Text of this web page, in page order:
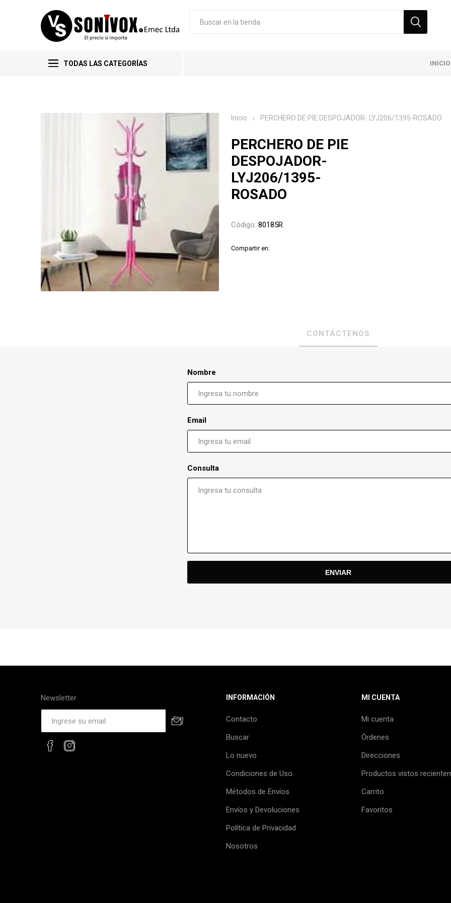
TODAS LAS CATEGORÍAS INICIO
Inicio PERCHERO DE PIE DESPOJADOR- LYJ206/1395-ROSADO
PERCHERO DE PIE
DESPOJADOR-
LYJ206/1395-
ROSADO
Código: 80185R
Compartir en:
CONTÁCTENOS
Nombre
Email
Consulta
Newsletter INFORMACIÓN
Contacto
Buscar
Lo nuevo
Condiciones de Uso
Métodos de Envíos
Envíos y Devoluciones
Política de Privacidad
Nosotros
MI CUENTA
Mi cuenta
Órdenes
Direcciones
Productos vistos
Carrito
Favoritos